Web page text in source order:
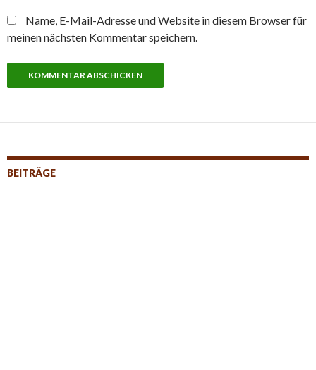
Name, E-Mail-Adresse und Website in diesem Browser für
meinen nächsten Kommentar speichern.
BEITRÄGE